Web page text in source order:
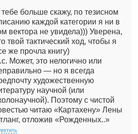
больше скажу, по тезисном
каждой категории я ни в
вектора не увидела))) Уверена,
твой тактический ход, чтобы я
же прочла книгу)
Может, это нелогично или
— но я всегда
художественную
научной (или
Поэтому с чистой
читаю «Картахену» Лены
отложив «Рожденных..»